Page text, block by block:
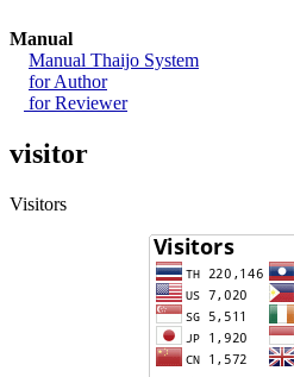
Manual
Manual Thaijo System
for Author
for Reviewer
visitor
Visitors